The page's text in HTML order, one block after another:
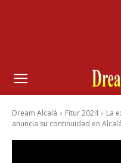
Dream Alcalá Fitur 2024
La
anuncia su continuidad en